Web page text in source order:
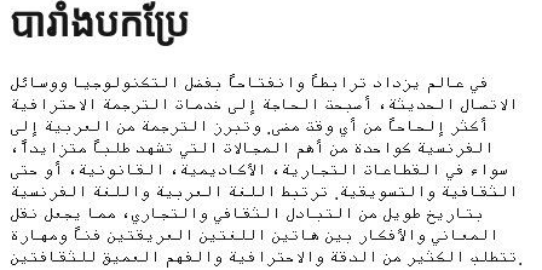
បារាំងបកប្រែ
في عالم يزداد ترابطاً وانفتاحاً بفضل التكنولوجيا ووسائل
الاتصال الحديثة، أصبحت الحاجة إلى خدمات الترجمة الاحترافية
أكثر إلحاحاً من أي وقت مضى. وتبرز الترجمة من العربية إلى
الفرنسية كواحدة من أهم المجالات التي تشهد طلباً متزايداً،
سواء في القطاعات التجارية، الأكاديمية، القانونية، أو حتى
الثقافية والتسويقية. ترتبط اللغة العربية واللغة الفرنسية
بتاريخ طويل من التبادل الثقافي والتجاري، مما يجعل نقل
المعاني والأفكار بين هاتين اللغتين العريقتين فناً ومهارة
تتطلب الكثير من الدقة والاحترافية والفهم العميق للثقافتين.